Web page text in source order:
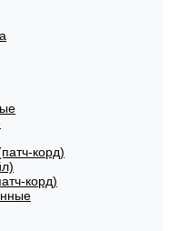
корд)
корд)